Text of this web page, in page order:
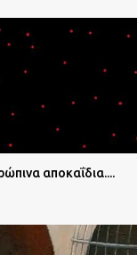
αποκαΐδια....